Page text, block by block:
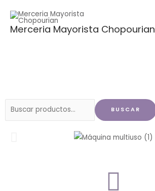
contenido
Merceria Mayorista Chopourian
Buscar
BUSCAR